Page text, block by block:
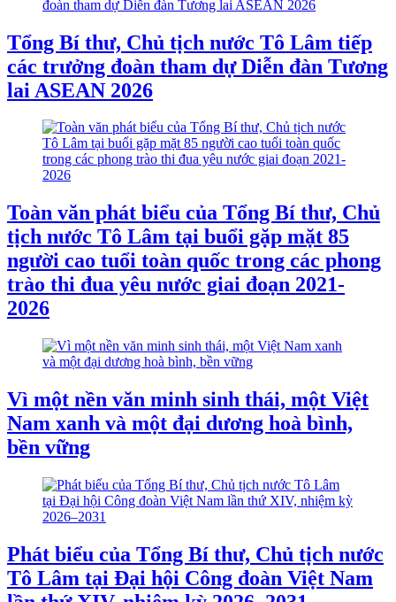
Tổng Bí thư, Chủ tịch nước Tô Lâm tiếp
các trưởng đoàn tham dự Diễn đàn Tương
lai ASEAN 2026
Toàn văn phát biểu của Tổng Bí thư, Chủ
tịch nước Tô Lâm tại buổi gặp mặt 85
người cao tuổi toàn quốc trong các phong
trào thi đua yêu nước giai đoạn 2021-
2026
Vì một nền văn minh sinh thái, một Việt
Nam xanh và một đại dương hoà bình,
bền vững
Phát biểu của Tổng Bí thư, Chủ tịch nước
Tô Lâm tại Đại hội Công đoàn Việt Nam